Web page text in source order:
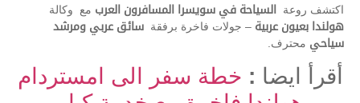
اكتشف روعة السياحة في سويسرا المسافرون العرب مع وكالة
هولندا بعيون عربية – جولات فاخرة برفقة سائق عربي ومرشد
سياحي محترف.
أقرأ ايضا : خطة سفر الى امستردام